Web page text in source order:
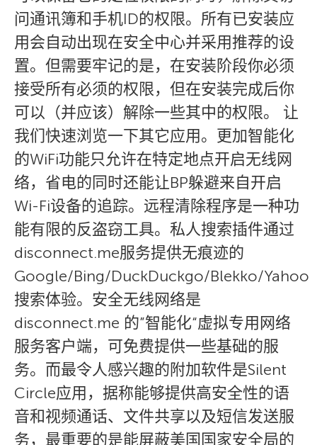
问通讯簿和手机ID的权限。所有已安装应
用会自动出现在安全中心并采用推荐的设
置。但需要牢记的是，在安装阶段你必须
接受所有必须的权限，但在安装完成后你
可以（并应该）解除一些其中的权限。 让
我们快速浏览一下其它应用。更加智能化
的WiFi功能只允许在特定地点开启无线网
络，省电的同时还能让BP躲避来自开启
Wi-Fi设备的追踪。远程清除程序是一种功
能有限的反盗窃工具。私人搜索插件通过
disconnect.me服务提供无痕迹的
Google/Bing/DuckDuckgo/Blekko/Yahoo
搜索体验。安全无线网络是
disconnect.me 的”智能化“虚拟专用网络
服务客户端，可免费提供一些基础的服
务。而最令人感兴趣的附加软件是Silent
Circle应用，据称能够提供高安全性的语
音和视频通话、文件共享以及短信发送服
务，最重要的是能屏蔽美国国家安全局的